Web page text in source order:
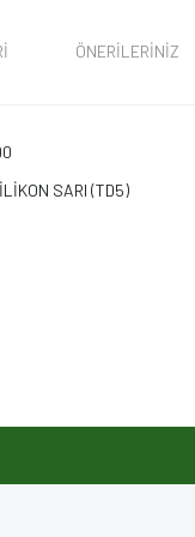
ÖNERILERINIZ
SARI (TD5)